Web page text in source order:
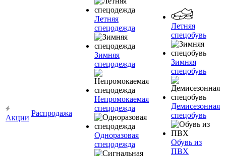
Акции
Распродажа
Летняя
спецодежда
Зимняя
спецодежда
Непромокаемая
спецодежда
Одноразовая
спецодежда
Летняя
спецобувь
Зимняя
спецобувь
Демисезонная
спецобувь
Обувь из
ПВХ